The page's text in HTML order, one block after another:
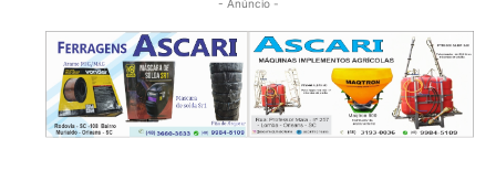
- Anúncio -